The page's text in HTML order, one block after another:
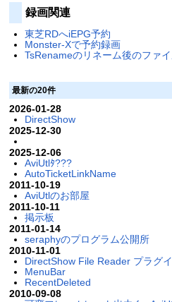
録画関連
東芝RDへiEPG予約
Monster-Xで予約録画
TsRenameのリネーム後のファ
最新の20件
2026-01-28
DirectShow
2025-12-30
2025-12-06
AviUtlﾀ???
AutoTicketLinkName
2011-10-19
AviUtlのお部屋
2011-10-11
掲示板
2011-01-14
seraphyのプログラム公開所
2010-11-01
DirectShow File Reader プラグ
MenuBar
RecentDeleted
2010-09-08